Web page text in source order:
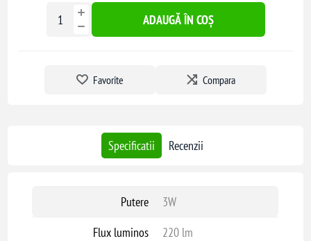
ADAUGĂ ÎN COȘ
Favorite Compara
Specificatii Recenzii
Putere
3W
Flux luminos
220 lm